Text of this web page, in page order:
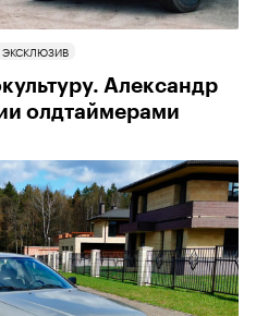
ЭКСКЛЮЗИВ
Александр
олдтаймерами